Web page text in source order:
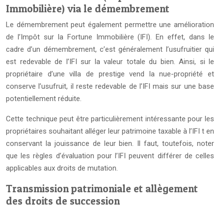
Immobilière) via le démembrement
Le démembrement peut également permettre une amélioration
de l’Impôt sur la Fortune Immobilière (IFI). En effet, dans le
cadre d’un démembrement, c’est généralement l’usufruitier qui
est redevable de l’IFI sur la valeur totale du bien. Ainsi, si le
propriétaire d’une villa de prestige vend la nue-propriété et
conserve l’usufruit, il reste redevable de l’IFI mais sur une base
potentiellement réduite.
Cette technique peut être particulièrement intéressante pour les
propriétaires souhaitant alléger leur patrimoine taxable à l’IFI t en
conservant la jouissance de leur bien. Il faut, toutefois, noter
que les règles d’évaluation pour l’IFI peuvent différer de celles
applicables aux droits de mutation.
Transmission patrimoniale et allègement
des droits de succession